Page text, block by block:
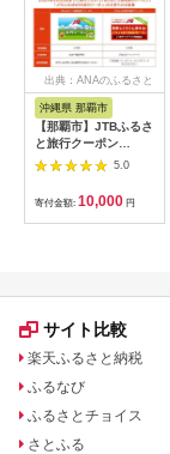
出典：ANAのふるさと
沖縄県 那覇市
【那覇市】JTBふるさ
と旅行クーポン
（3,000円分）有効期
間3年（Eメール発
行）｜旅行 トラベル
予約 国内旅行 JTB 宿
泊 観光 体験 旅行券
人気 おすすめ 旅行ク
ン ネット予約 電話 有
5.0
寄付金額: 10,000 円
サイト比較
楽天ふるさと納税
ふるなび
ふるさとチョイス
さとふる